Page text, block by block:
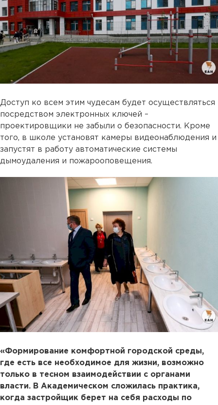
Доступ ко всем этим чудесам будет осуществляться
посредством электронных ключей –
проектировщики не забыли о безопасности. Кроме
того, в школе установят камеры видеонаблюдения и
запустят в работу автоматические системы
дымоудаления и пожарооповещения.
«Формирование комфортной городской среды,
где есть все необходимое для жизни, возможно
только в тесном взаимодействии с органами
власти. В Академическом сложилась практика,
когда застройщик берет на себя расходы по